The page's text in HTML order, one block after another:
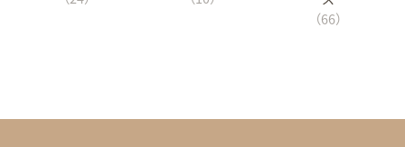
（66）